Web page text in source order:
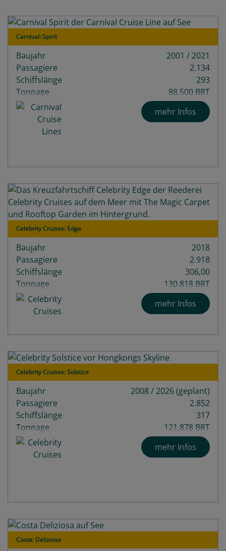
Carnival: Spirit
Baujahr
2001 / 2021
Passagiere
2.134
Schiffslänge
293
Tonnage
88.500 BRT
mehr Infos
Celebrity Cruises: Edge
Baujahr
2018
Passagiere
2.918
Schiffslänge
306,00
Tonnage
130.818 BRT
Decks
18
mehr Infos
Celebrity Cruises: Solstice
Baujahr
2008 / 2026 (geplant)
Passagiere
2.852
Schiffslänge
317
Tonnage
121.878 BRT
mehr Infos
Costa: Deliziosa